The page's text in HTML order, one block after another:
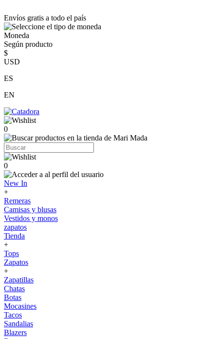
Envíos gratis a todo el país
Moneda
Según producto
$
USD
ES
EN
0
0
New In
+
Remeras
Camisas y blusas
Vestidos y monos
zapatos
Tienda
+
Tops
Zapatos
+
Zapatillas
Chatas
Botas
Mocasines
Tacos
Sandalias
Blazers